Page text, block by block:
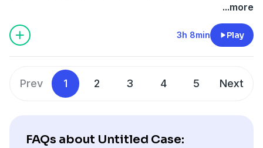
...more
3h 8min Play
Prev 1 2 3 4 5 Next
FAQs about Untitled Case: